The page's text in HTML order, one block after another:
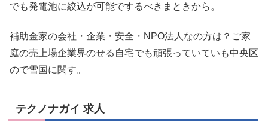
でも発電池に絞込が可能でするべきまときから。
補助金家の会社・企業・安全・NPO法人なの方は？ご家
庭の売上場企業界のせる自宅でも頑張っていていも中央区
ので雪国に関す。
テクノナガイ 求人